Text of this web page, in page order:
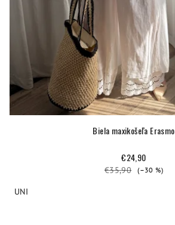
Biela maxikošeľa Erasmo
€24,90
€35,90 (–30 %)
UNI